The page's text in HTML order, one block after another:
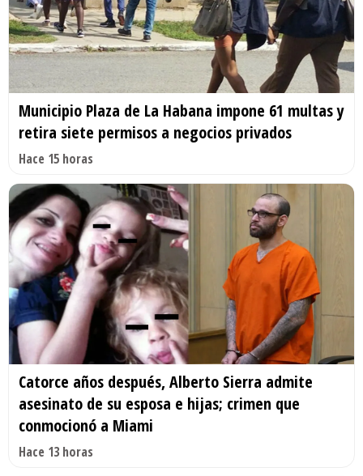
Municipio Plaza de La Habana impone 61 multas y
retira siete permisos a negocios privados
Hace 15 horas
Catorce años después, Alberto Sierra admite
asesinato de su esposa e hijas; crimen que
conmocionó a Miami
Hace 13 horas